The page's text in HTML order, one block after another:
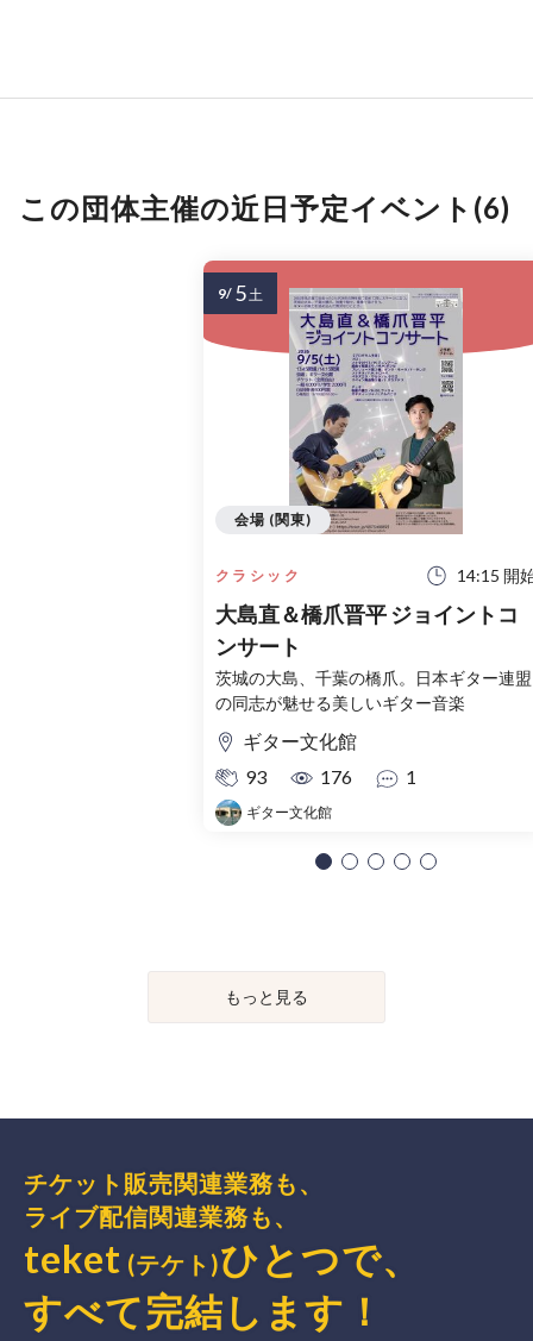
この団体主催の近日予定イベント(6)
クラシック 14:15 開
大島直＆橋爪晋平 ジョイントコ
ンサート
茨城の大島、千葉の橋爪。日本ギター連盟
の同志が魅せる美しいギター音楽
ギター文化館
93
176 1
ギター文化館
会場 (関東)
9/ 5土
もっと見る
チケット販売関連業務も、
ライブ配信関連業務も、
teket (テケト)ひとつで、
すべて完結 します ！